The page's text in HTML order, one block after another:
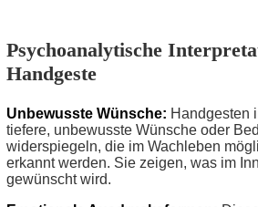
Psychoanalytische
Handgeste
Unbewusste Wünsche: Handgesten
tiefere, unbewusste Wünsche oder
widerspiegeln, die im Wachleben
erkannt werden. Sie zeigen, was im
gewünscht wird.